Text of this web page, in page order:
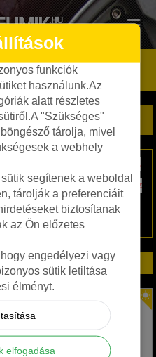
20-21-22-23-án ZÁRVA tart.
is folyamatosan fogadja az
időpont foglalásokat!
kívánunk!
funkciók
használunk.Az
alatt részletes
"Szükséges"
tárolja, mivel
a webhely
segítenek a weboldal
tárolják a preferenciáit
biztosítanak
az Ön előzetes
engedélyezi vagy
sütik letiltása
élményt.
elfogadása